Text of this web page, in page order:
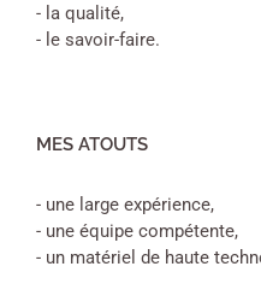
- la qualité,
- le savoir-faire.
MES ATOUTS
- une large expérience,
- une équipe compétente,
- un matériel de haute